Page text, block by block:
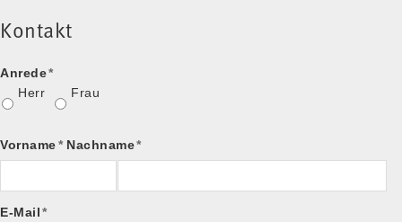
Kontakt
Anrede*
Herr
Frau
Vorname* Nachname*
E-Mail*